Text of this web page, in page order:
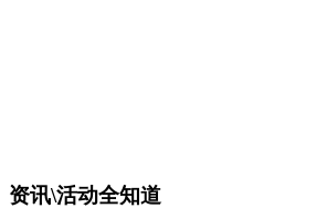
资讯\活动全知道